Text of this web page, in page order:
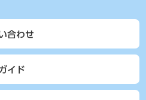
合わせ
イド